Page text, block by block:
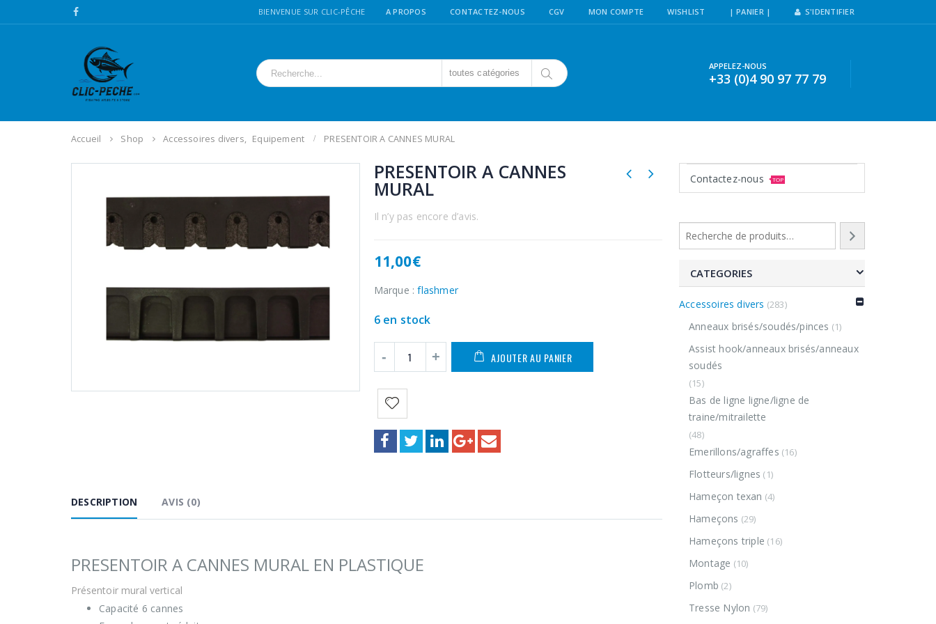
BIENVENUE SUR CLIC-PÊCHE A PROPOS CONTACTEZ-NOUS CGV MON COMPTE WISHLIST | PANIER | S'IDENTIFIER
toutes catégories
APPELEZ-NOUS
+33 (0)4 90 97 77 79
Accueil Shop Accessoires divers, Equipement PRESENTOIR A CANNES MURAL
PRESENTOIR A CANNES
MURAL
Il n’y pas encore d’avis.
11,00€
Marque :flashmer
6 en stock
AJOUTER AU PANIER
DESCRIPTION AVIS (0)
PRESENTOIR A CANNES MURAL EN PLASTIQUE
Présentoir mural vertical
Capacité 6 cannes
Contactez-nous TOP
CATEGORIES
Accessoires divers (283)
Anneaux brisés/soudés/pinces (1)
Assist hook/anneaux brisés/anneaux
soudés
(15)
Bas de ligne ligne/ligne de
traine/mitrailette
(48)
Emerillons/agraffes (16)
Flotteurs/lignes (1)
Hameçon texan (4)
Hameçons (29)
Hameçons triple (16)
Montage (10)
Plomb (2)
Tresse Nylon (79)